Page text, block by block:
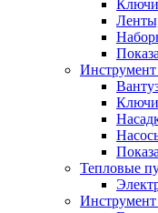
Ключи
Инструмент
Ключи
Тепловые